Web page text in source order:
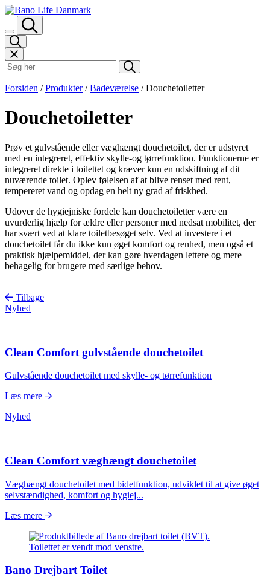
Spring til indhold
Søk i Bano Life
Forsiden /Produkter/Badeværelse /Douchetoiletter
Douchetoiletter
Prøv et gulvstående eller væghængt douchetoilet, der er udstyret
med en integreret, effektiv skylle-og tørrefunktion. Funktionerne er
integreret direkte i toilettet og kræver kun en udskiftning af dit
nuværende toilet. Oplev følelsen af at blive renset med rent,
tempereret vand og opdag en helt ny grad af friskhed.
Udover de hygiejniske fordele kan douchetoiletter være en
uvurderlig hjælp for ældre eller personer med nedsat mobilitet, der
har svært ved at klare toiletbesøget selv. Ved at investere i et
douchetoilet får du ikke kun øget komfort og renhed, men også et
praktisk hjælpemiddel, der kan gøre hverdagen lettere og mere
behagelig for brugere med særlige behov.
Artikler
kategori
Tilbage
Nyhed
Clean Comfort gulvstående douchetoilet
Gulvstående douchetoilet med skylle- og tørrefunktion
Læs mere
Nyhed
Clean Comfort væghængt douchetoilet
Væghængt douchetoilet med bidetfunktion, udviklet til at give øget
selvstændighed, komfort og hygiej...
Læs mere
Bano Drejbart Toilet